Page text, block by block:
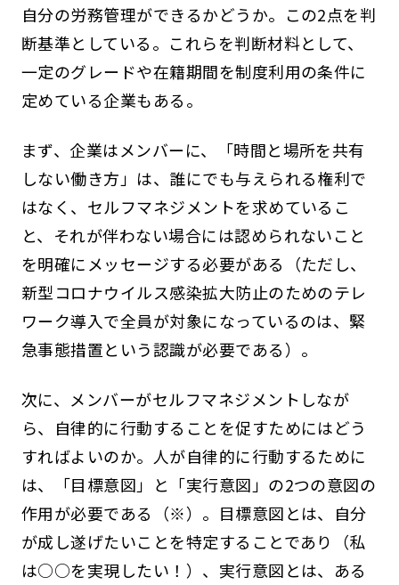
自分の労務管理ができるかどうか。この2点を判
断基準としている。これらを判断材料として、
一定のグレードや在籍期間を制度利用の条件に
定めている企業もある。
まず、企業はメンバーに、「時間と場所を共有
しない働き方」は、誰にでも与えられる権利で
はなく、セルフマネジメントを求めているこ
と、それが伴わない場合には認められないこと
を明確にメッセージする必要がある（ただし、
新型コロナウイルス感染拡大防止のためのテレ
ワーク導入で全員が対象になっているのは、緊
急事態措置という認識が必要である）。
次に、メンバーがセルフマネジメントしなが
ら、自律的に行動することを促すためにはどう
すればよいのか。人が自律的に行動するために
は、「目標意図」と「実行意図」の2つの意図の
作用が必要である（※）。目標意図とは、自分
が成し遂げたいことを特定することであり（私
は○○を実現したい！）、実行意図とは、ある